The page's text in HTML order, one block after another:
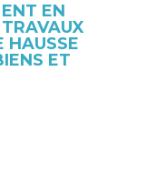
EN
HAUSSE
ET